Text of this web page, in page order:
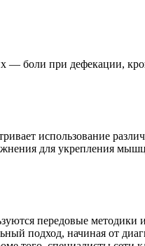
— боли при дефекации,
использование
для укрепления
передовые методики
подход, начиная от